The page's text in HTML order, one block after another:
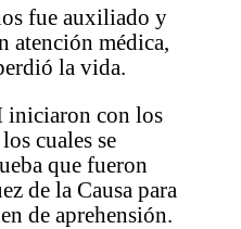
fue auxiliado y
atención médica,
la vida.
iniciaron con los
cuales se
que fueron
de la Causa para
de aprehensión.